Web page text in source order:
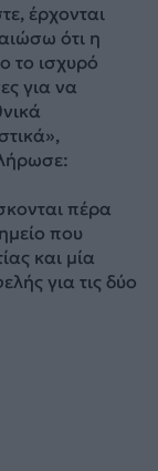
έρχονται
ότι η
το ισχυρό
για να
πέρα
που
και μία
για τις δύο